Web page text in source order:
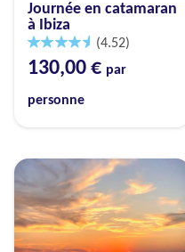
Journée en catamaran
à Ibiza
(4.52)
130,00 € par
personne